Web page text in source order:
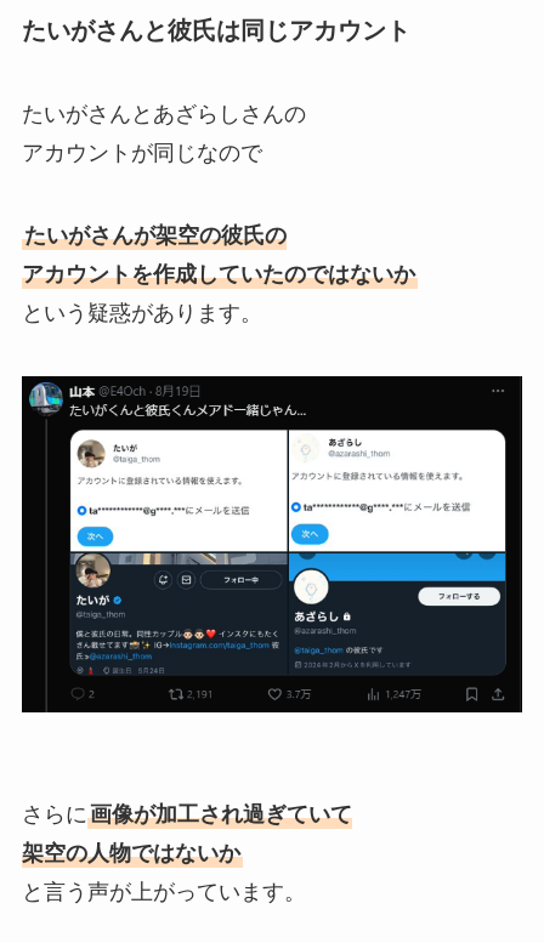
たいがさんと彼氏は同じアカウント
たいがさんとあざらしさんの
アカウントが同じなので
たいがさんが架空の彼氏の
アカウントを作成していたのではないか
という疑惑があります。
さらに画像が加工され過ぎていて
架空の人物ではないか
と言う声が上がっています。